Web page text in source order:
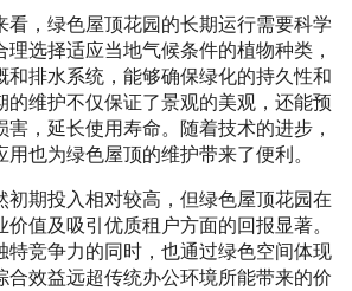
看，绿色屋顶花园的长期运行需要科学
选择适应当地气候条件的植物种类，
和排水系统，能够确保绿化的持久性和
的维护不仅保证了景观的美观，还能预
害，延长使用寿命。随着技术的进步，
也为绿色屋顶的维护带来了便利。
初期投入相对较高，但绿色屋顶花园在
值及吸引优质租户方面的回报显著。
特竞争力的同时，也通过绿色空间体现
合效益远超传统办公环境所能带来的价